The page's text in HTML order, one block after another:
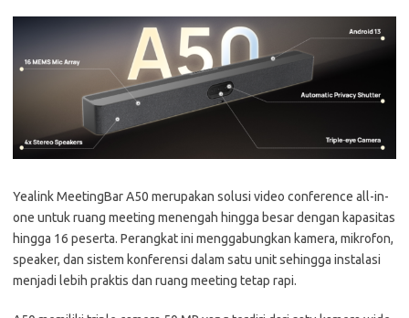
Yealink MeetingBar A50 merupakan solusi video conference all-in-
one untuk ruang meeting menengah hingga besar dengan kapasitas
hingga 16 peserta. Perangkat ini menggabungkan kamera, mikrofon,
speaker, dan sistem konferensi dalam satu unit sehingga instalasi
menjadi lebih praktis dan ruang meeting tetap rapi.